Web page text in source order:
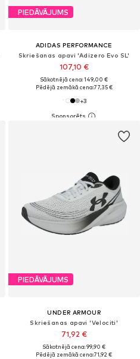
PIEDĀVĀJUMS
ADIDAS PERFORMANCE
Skriešanas apavi 'Adizero Evo SL'
107,10 €
Sākotnējā cena: 149,00 €
Pēdējā zemākā cena:77,35 €
+3
PIEDĀVĀJUMS
UNDER ARMOUR
Skriešanas apavi 'Velociti'
71,92 €
Sākotnējā cena: 99,90 €
Pēdējā zemākā cena:71,92 €